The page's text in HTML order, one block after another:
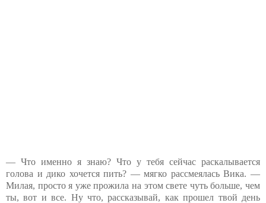
— Что именно я знаю? Что у тебя сейчас раскалывается
голова и дико хочется пить? — мягко рассмеялась Вика. —
Милая, просто я уже прожила на этом свете чуть больше, чем
ты, вот и все. Ну что, рассказывай, как прошел твой день